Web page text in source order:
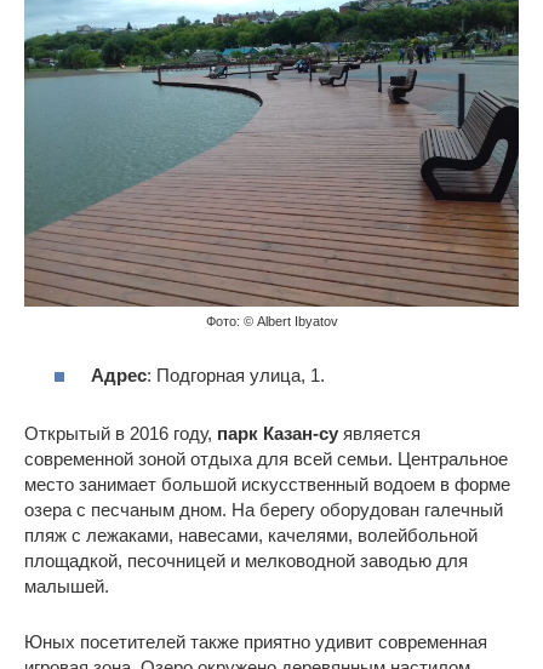
Фото: © Albert Ibyatov
Адрес: Подгорная улица, 1.
Открытый в 2016 году, парк Казан-су является
современной зоной отдыха для всей семьи. Центральное
место занимает большой искусственный водоем в форме
озера с песчаным дном. На берегу оборудован галечный
пляж с лежаками, навесами, качелями, волейбольной
площадкой, песочницей и мелководной заводью для
малышей.
Юных посетителей также приятно удивит современная